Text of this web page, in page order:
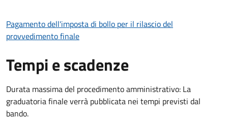
Pagamento dell'imposta di bollo per il rilascio del
provvedimento finale
Tempi e scadenze
Durata massima del procedimento amministrativo: La
graduatoria finale verrà pubblicata nei tempi previsti dal
bando.